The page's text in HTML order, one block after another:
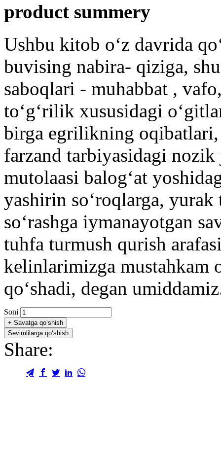
product summery
Ushbu kitob oʻz davrida
buvising nabira- qiziga,
saboqlari - muhabbat ,
toʻgʻrilik xususidagi
birga egrilikning
farzand tarbiyasidagi
mutolaasi balogʻat
yashirin soʻroqlarga,
soʻrashga iymanayotgan
tuhfa turmush qurish
kelinlarimizga mustahkam
qoʻshadi, degan
Soni
+ Savatga qo‘shish
Sevimlilarga qo‘shish
Share: